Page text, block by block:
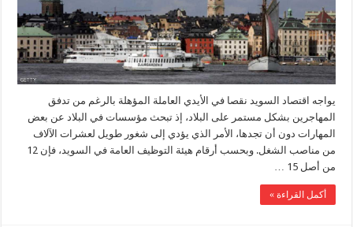
يواجه اقتصاد السويد نقصا في الأيدي العاملة المؤهلة بالرغم من تدفق
المهاجرين بشكل مستمر على البلاد، إذ تبحث مؤسسات في البلاد عن بعض
المهارات دون أن تجدها، الأمر الذي يؤدي إلى شغور طويل لعشرات الآلاف
من مناصب الشغل. وبحسب أرقام هيئة التوظيف العامة في السويد، فإن 12
من أصل 15 …
أكمل القراءة »